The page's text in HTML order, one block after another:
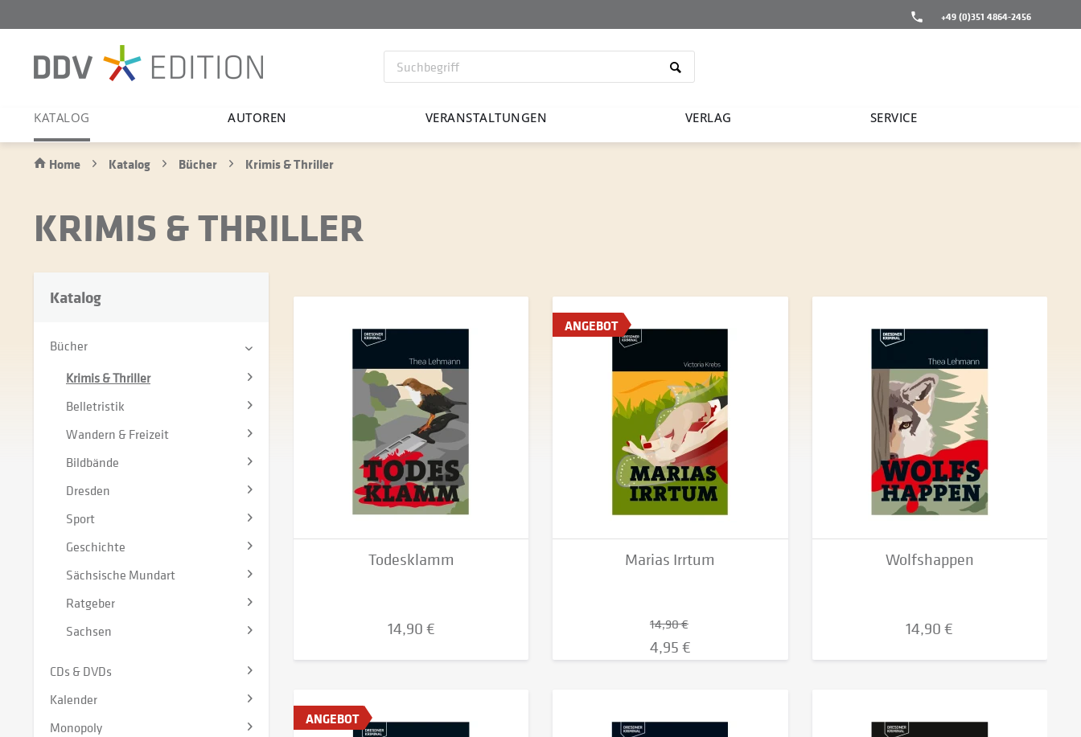
+49 (0)351 4864-2456
KATALOG AUTOREN VERAN­STAL­TUNGEN VERLAG SERVICE
Home Katalog Bücher Krimis & Thriller
KRIMIS & THRILLER
Katalog
Bücher
Krimis & Thriller
Belletristik
Wandern & Freizeit
Bildbände
Dresden
Sport
Geschichte
Sächsische Mundart
Ratgeber
Sachsen
CDs & DVDs
Kalender
Monopoly
Todesklamm
14,90 €
ANGEBOT
Marias Irrtum
14,90 €
4,95 €
Wolfshappen
14,90 €
ANGEBOT